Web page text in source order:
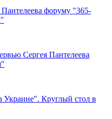
форуму "365-
Сергея Пантелеева
Украине". Круглый стол в